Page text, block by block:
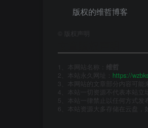
版权的维哲博客
版权声明
1、本网站名称： 维哲
2、本站永久网址： https://
3、本网站的文章部分内容可能
4、本站一切资源不代表本站立
5、本站一律禁止以任何方式发
6、本站资源大多存储在云盘，